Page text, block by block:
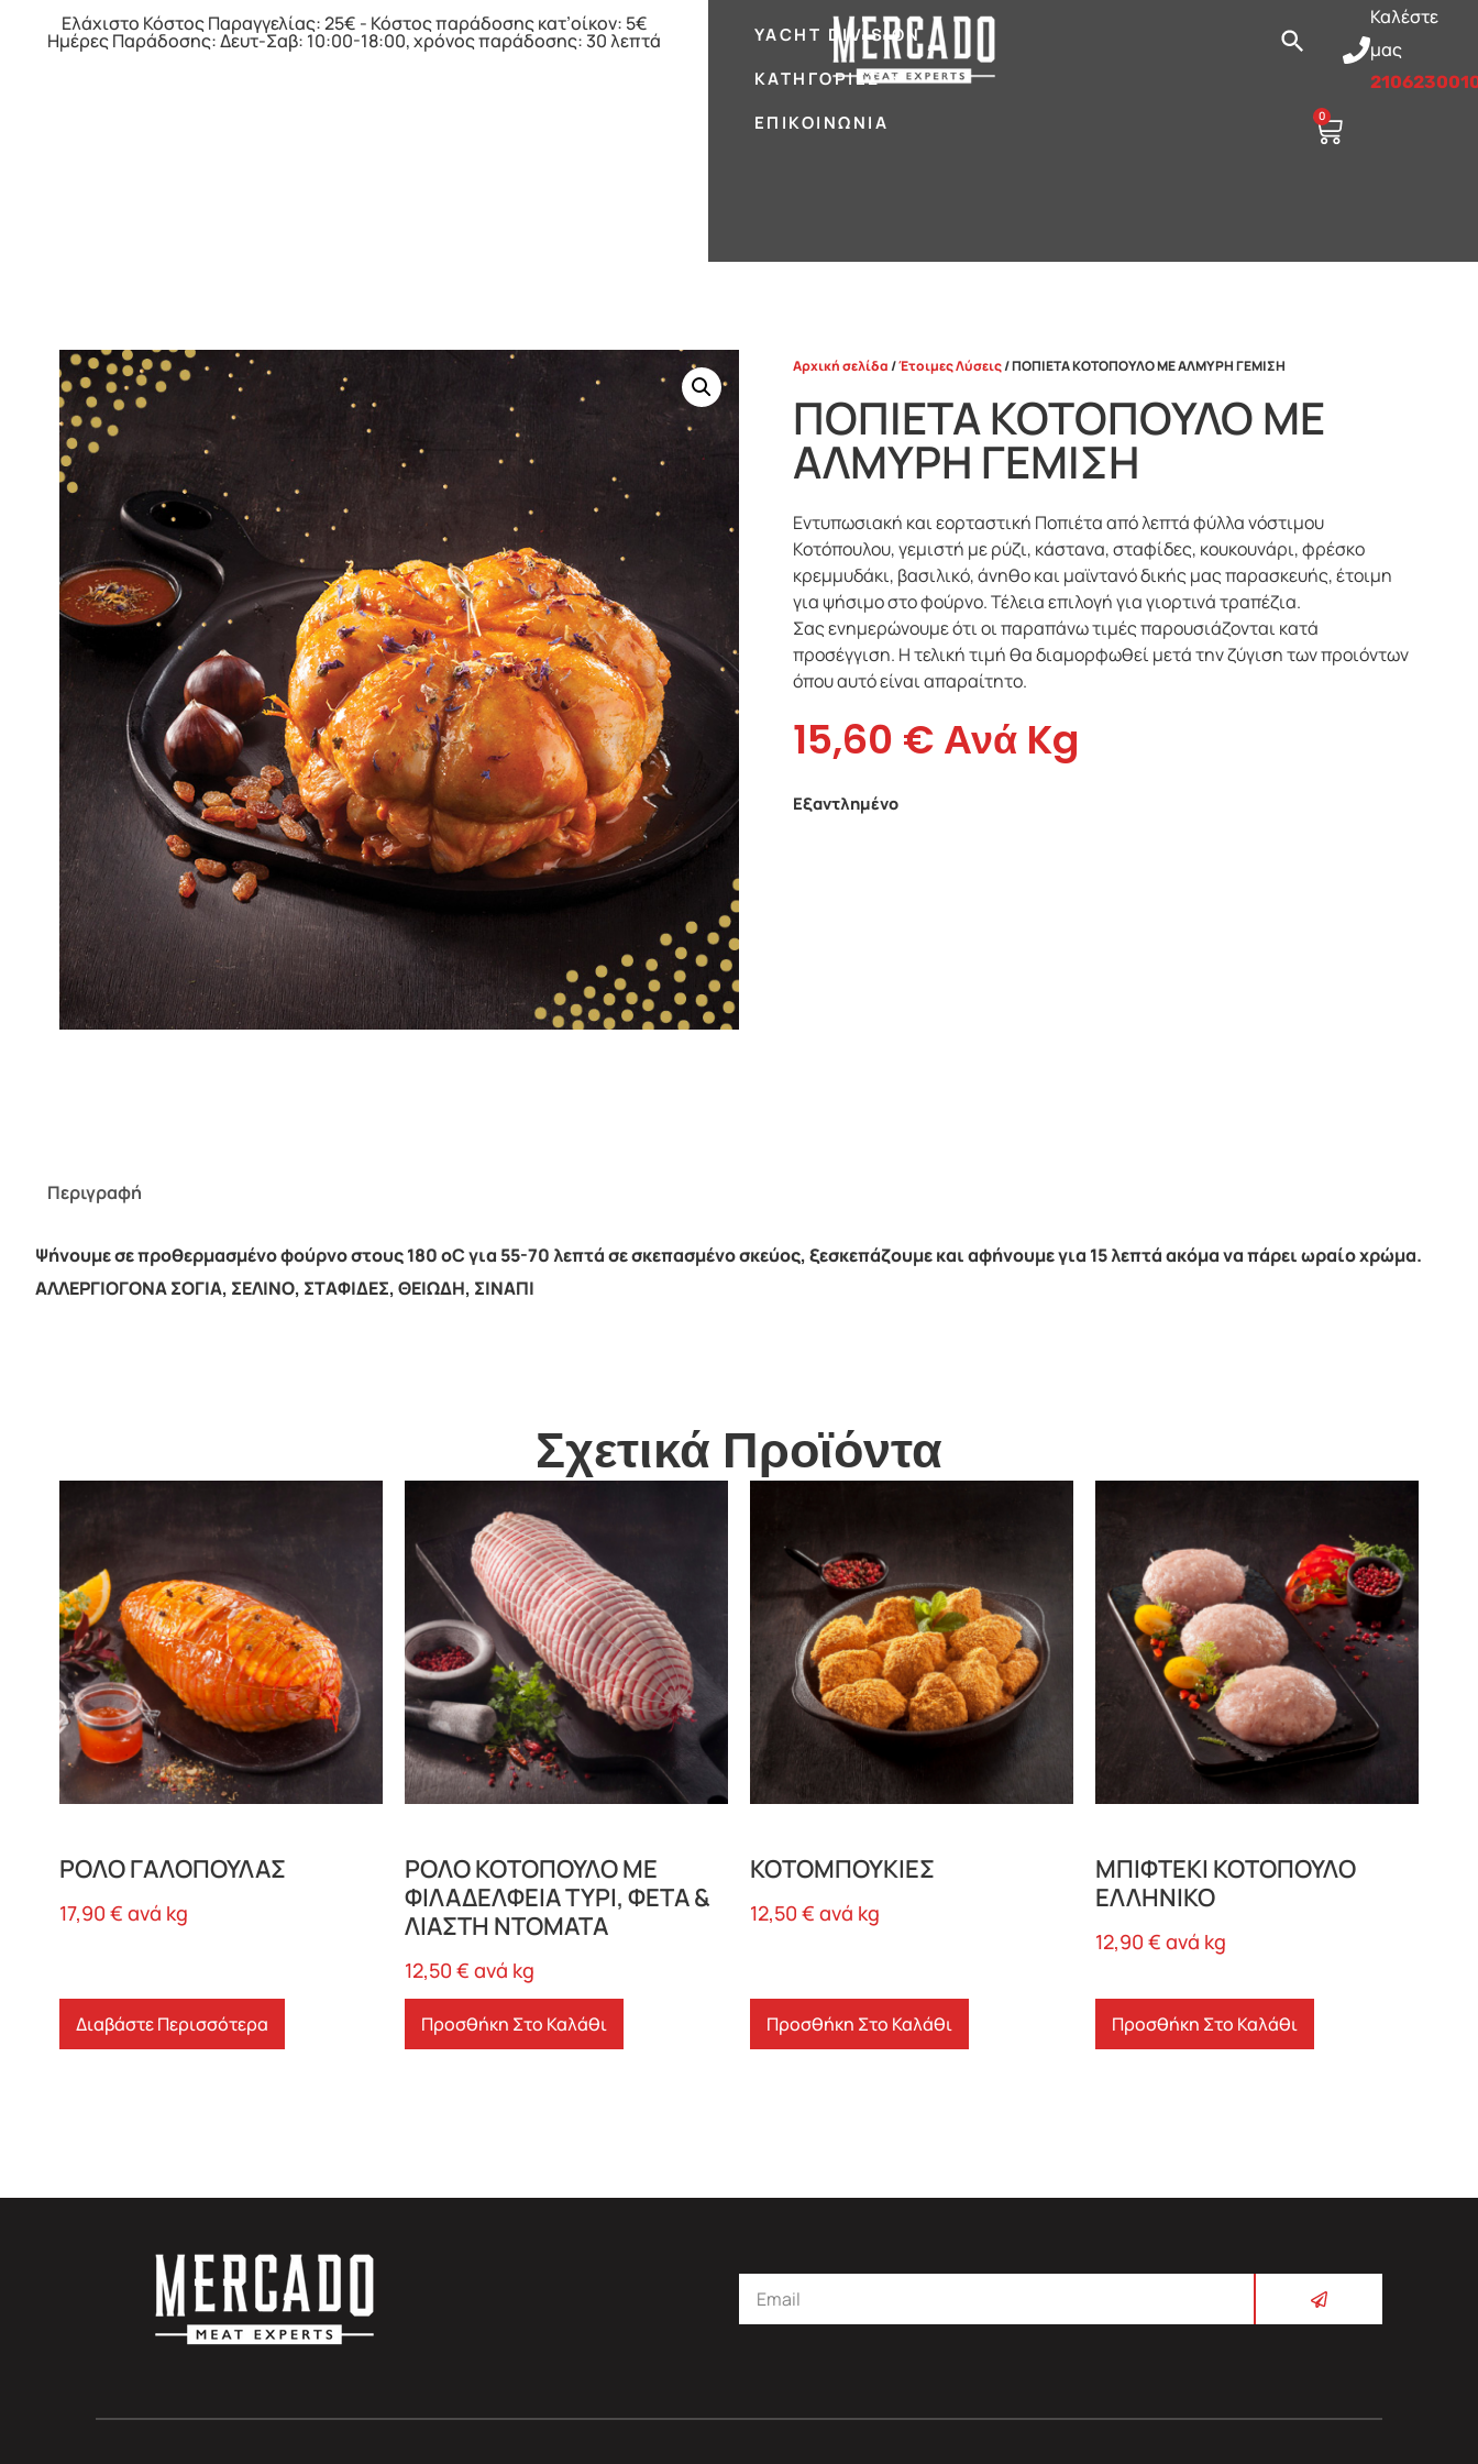
Ελάχιστο Κόστος Παραγγελίας: 25€ - Κόστος παράδοσης κατ’οίκον: 5€
Ημέρες Παράδοσης: Δευτ-Σαβ: 10:00-18:00, χρόνος παράδοσης: 30 λεπτά
YACHT DIVISION
ΚΑΤΗΓΟΡΊΕΣ
ΕΠΙΚΟΙΝΩΝΊΑ
0
Καλέστε
μας
Αρχική σελίδα/Έτοιμες Λύσεις/ ΠΟΠΙΕΤΑ ΚΟΤΟΠΟΥΛΟ ΜΕ ΑΛΜΥΡΗ ΓΕΜΙΣΗ
ΠΟΠΙΕΤΑ ΚΟΤΟΠΟΥΛΟ ΜΕ
ΑΛΜΥΡΗ ΓΕΜΙΣΗ
Εντυπωσιακή και εορταστική Ποπιέτα από λεπτά φύλλα νόστιμου
Κοτόπουλου, γεμιστή με ρύζι, κάστανα, σταφίδες, κουκουνάρι, φρέσκο
κρεμμυδάκι, βασιλικό, άνηθο και μαϊντανό δικής μας παρασκευής, έτοιμη
για ψήσιμο στο φούρνο. Τέλεια επιλογή για γιορτινά τραπέζια.
Σας ενημερώνουμε ότι οι παραπάνω τιμές παρουσιάζονται κατά
προσέγγιση. Η τελική τιμή θα διαμορφωθεί μετά την ζύγιση των προιόντων
όπου αυτό είναι απαραίτητο.
15,60 €Ανά Kg
Εξαντλημένο
Περιγραφή
Ψήνουμε σε προθερμασμένο φούρνο στους 180 οC για 55-70 λεπτά σε σκεπασμένο σκεύος, ξεσκεπάζουμε και αφήνουμε για 15 λεπτά ακόμα να πάρει ωραίο χρώμα.
ΑΛΛΕΡΓΙΟΓΟΝΑ ΣΟΓΙΑ, ΣΕΛΙΝΟ, ΣΤΑΦΙΔΕΣ, ΘΕΙΩΔΗ, ΣΙΝΑΠΙ
Σχετικά Προϊόντα
ΡΟΛΟ ΓΑΛΟΠΟΥΛΑΣ
17,90 € ανά kg
Διαβάστε Περισσότερα
ΡΟΛΟ ΚΟΤΟΠΟΥΛΟ ΜΕ
ΦΙΛΑΔΕΛΦΕΙΑ ΤΥΡΙ, ΦΕΤΑ &
ΛΙΑΣΤΗ ΝΤΟΜΑΤΑ
12,50 € ανά kg
Προσθήκη Στο Καλάθι
ΚΟΤΟΜΠΟΥΚΙΕΣ
12,50 € ανά kg
Προσθήκη Στο Καλάθι
ΜΠΙΦΤΕΚΙ ΚΟΤΟΠΟΥΛΟ
ΕΛΛΗΝΙΚΟ
12,90€ ανά kg
Προσθήκη Στο Καλάθι